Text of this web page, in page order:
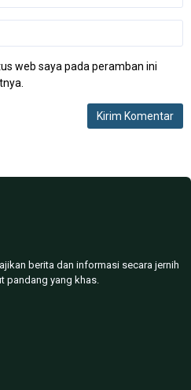
web saya pada peramban ini
berita dan informasi secara jernih
pandang yang khas.